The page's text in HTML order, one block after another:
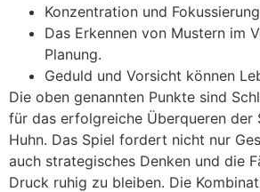
Konzentration und
Das Erkennen von Mustern im
Planung.
Geduld und Vorsicht können
Die oben genannten Punkte sind
für das erfolgreiche Überqueren der
Huhn. Das Spiel fordert nicht nur
auch strategisches Denken und die
Druck ruhig zu bleiben. Die